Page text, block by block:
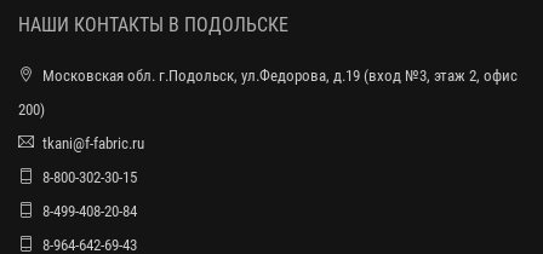
НАШИ КОНТАКТЫ В ПОДОЛЬСКЕ
Московская обл. г.Подольск, ул.Федорова, д.19 (вход №3, этаж 2, офис
200)
tkani@f-fabric.ru
8-800-302-30-15
8-499-408-20-84
8-964-642-69-43